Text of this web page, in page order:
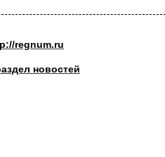
regnum.ru
новостей